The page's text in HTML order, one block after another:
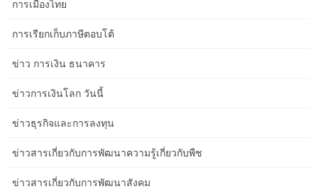
ตลาดของบริษัทที่ดำเนินงานของท่าเรือแห่งนี้ และมีส่วนช่วย …
นาย Mohammed BOUSSAID รัฐมนตรีว่าการกระทรวงเศรษฐกิจและ
ทั่วไปของกองทุนเพื่อการพัฒนาแห่งกาตาร์ ลงนามเมื่อวันพฤหัสบดีที่
ข้อตกลง … นาย Mohamed BOUSSAID รัฐมนตรีว่าการกระทรวง
สำนักงานพัฒนาฝรั่งเศส ลงนามโดยมีนาย Abdeslam SEDDIKI
รัฐมนตรีว่าการกระทรวงการจ้างงานและกิจการสังคม และ ฯพณฯ
นาย … นาย Mohammed BOUSSAID รัฐมนตรีกระทรวงเศรษฐกิจ
และการเงิน หารือในวันอังคารที่ 9 กันยายน 2014 ที่สำนักงานใหญ่
การเมืองไทย
การเรียกเก็บภาษีตอบโต้
ข่าว การเงิน ธนาคาร
ข่าวการเงินโลก วันนี้
ข่าวธุรกิจและการลงทุน
ข่าวสารเกี่ยวกับการพัฒนาความรู้เกี่ยวกับพืช
ข่าวสารเกี่ยวกับการพัฒนาสังคม